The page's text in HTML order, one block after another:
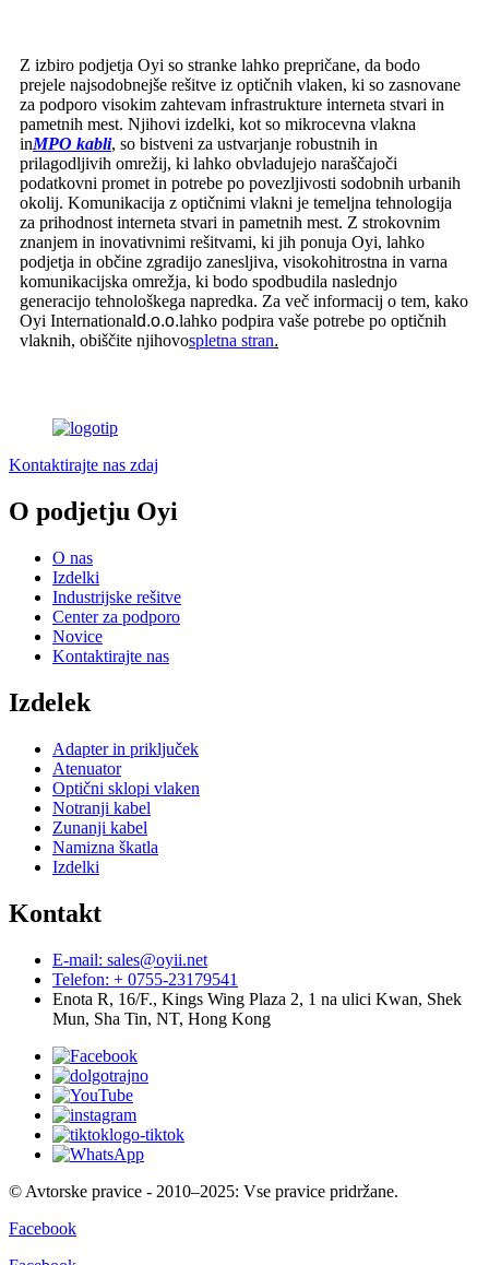
Z izbiro podjetja Oyi so stranke lahko prepričane, da bodo
prejele najsodobnejše rešitve iz optičnih vlaken, ki so zasnovane
za podporo visokim zahtevam infrastrukture interneta stvari in
pametnih mest. Njihovi izdelki, kot so mikrocevna vlakna
inMPO kabli, so bistveni za ustvarjanje robustnih in
prilagodljivih omrežij, ki lahko obvladujejo naraščajoči
podatkovni promet in potrebe po povezljivosti sodobnih urbanih
okolij. Komunikacija z optičnimi vlakni je temeljna tehnologija
za prihodnost interneta stvari in pametnih mest. Z strokovnim
znanjem in inovativnimi rešitvami, ki jih ponuja Oyi, lahko
podjetja in občine zgradijo zanesljiva, visokohitrostna in varna
komunikacijska omrežja, ki bodo spodbudila naslednjo
generacijo tehnološkega napredka. Za več informacij o tem, kako
Oyi Internationald.o.o.lahko podpira vaše potrebe po optičnih
vlaknih, obiščite njihovospletna stran.
Kontaktirajte nas zdaj
O podjetju Oyi
O nas
Izdelki
Industrijske rešitve
Center za podporo
Novice
Kontaktirajte nas
Izdelek
Adapter in priključek
Atenuator
Optični sklopi vlaken
Notranji kabel
Zunanji kabel
Namizna škatla
Izdelki
Kontakt
E-mail: sales@oyii.net
Telefon: + 0755-23179541
Enota R, 16/F., Kings Wing Plaza 2, 1 na ulici Kwan, Shek
Mun, Sha Tin, NT, Hong Kong
© Avtorske pravice - 2010–2025: Vse pravice pridržane.
Facebook